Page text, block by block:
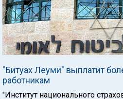
"Битуах Леуми" выплатит
работникам
"Институт национального